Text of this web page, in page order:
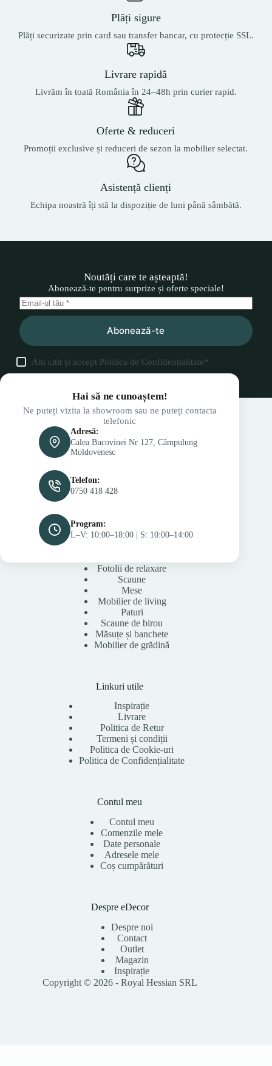
Plăți sigure
Plăți securizate prin card sau transfer bancar, cu protecție SSL.
Livrare rapidă
Livrăm în toată România în 24–48h prin curier rapid.
Oferte & reduceri
Promoții exclusive și reduceri de sezon la mobilier selectat.
Asistență clienți
Echipa noastră îți stă la dispoziție de luni până sâmbătă.
Noutăți care te așteaptă!
Abonează-te pentru surprize și oferte speciale!
Abonează-te
Am citit și accept Politica de Confidențialitate*
Hai să ne cunoaștem!
Ne puteți vizita la showroom sau ne puteți contacta
telefonic
Adresă:
Calea Bucovinei Nr 127, Câmpulung
Moldovenesc
Telefon:
0750 418 428
Program:
L–V: 10:00–18:00 | S: 10:00–14:00
Fotolii de relaxare
Scaune
Mese
Mobilier de living
Paturi
Scaune de birou
Măsuțe și banchete
Mobilier de grădină
Linkuri utile
Inspirație
Livrare
Politica de Retur
Termeni și condiții
Politica de Cookie-uri
Politica de Confidențialitate
Contul meu
Contul meu
Comenzile mele
Date personale
Adresele mele
Coș cumpărături
Despre eDecor
Despre noi
Contact
Outlet
Magazin
Inspirație
Copyright © 2026 - Royal Hessian SRL